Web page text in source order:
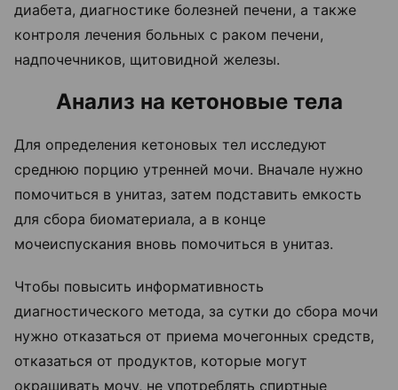
диабета, диагностике болезней печени, а также
контроля лечения больных с раком печени,
надпочечников, щитовидной железы.
Анализ на кетоновые тела
Для определения кетоновых тел исследуют
среднюю порцию утренней мочи. Вначале нужно
помочиться в унитаз, затем подставить емкость
для сбора биоматериала, а в конце
мочеиспускания вновь помочиться в унитаз.
Чтобы повысить информативность
диагностического метода, за сутки до сбора мочи
нужно отказаться от приема мочегонных средств,
отказаться от продуктов, которые могут
окрашивать мочу, не употреблять спиртные